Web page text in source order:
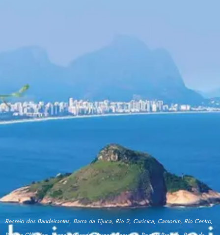
Recreio dos Bandeirantes, Barra da Tijuca, Rio 2, Curicica, Camorim, Rio Centro,